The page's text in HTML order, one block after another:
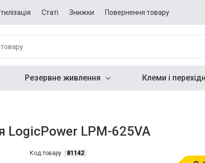
Статі Знижки Повернення товару
Резервне живлення Клеми і
LogicPower LPM-625VA
Код товару: 81142